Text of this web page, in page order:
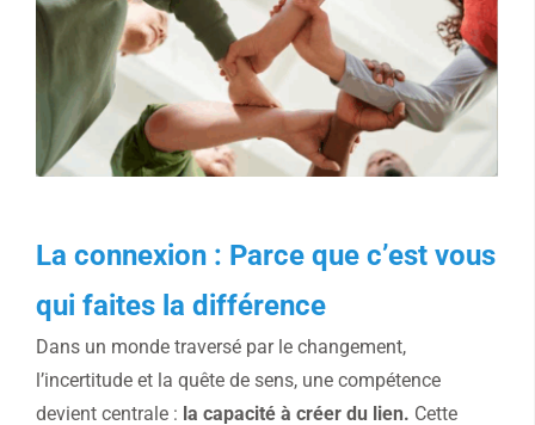
La connexion : Parce que c’est vous
qui faites la différence
Dans un monde traversé par le changement,
l’incertitude et la quête de sens, une compétence
devient centrale : la capacité à créer du lien. Cette